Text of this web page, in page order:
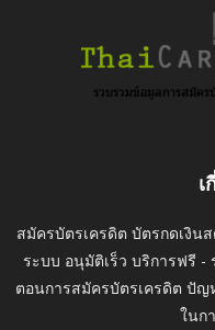
เ
สมัครบัตรเครดิต บัตรกดเงิ
ระบบ อนุมัติเร็ว บริการฟรี
ตอนการสมัครบัตรเครดิต ปัญ
ในก